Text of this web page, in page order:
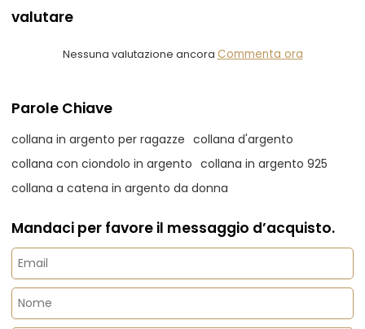
valutare
Nessuna valutazione ancora Commenta ora
Parole Chiave
collana in argento per ragazze collana d'argento
collana con ciondolo in argento collana in argento 925
collana a catena in argento da donna
Mandaci per favore il messaggio d’acquisto.